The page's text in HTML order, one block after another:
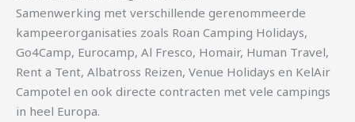
Samenwerking met verschillende gerenommeerde
kampeerorganisaties zoals Roan Camping Holidays,
Go4Camp, Eurocamp, Al Fresco, Homair, Human Travel,
Rent a Tent, Albatross Reizen, Venue Holidays en KelAir
Campotel en ook directe contracten met vele campings
in heel Europa.